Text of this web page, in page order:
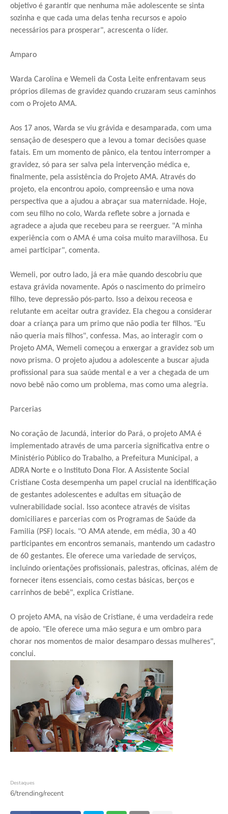
objetivo é garantir que nenhuma mãe adolescente se sinta
sozinha e que cada uma delas tenha recursos e apoio
necessários para prosperar", acrescenta o líder.
Amparo
Warda Carolina e Wemeli da Costa Leite enfrentavam seus
próprios dilemas de gravidez quando cruzaram seus caminhos
com o Projeto AMA.
Aos 17 anos, Warda se viu grávida e desamparada, com uma
sensação de desespero que a levou a tomar decisões quase
fatais. Em um momento de pânico, ela tentou interromper a
gravidez, só para ser salva pela intervenção médica e,
finalmente, pela assistência do Projeto AMA. Através do
projeto, ela encontrou apoio, compreensão e uma nova
perspectiva que a ajudou a abraçar sua maternidade. Hoje,
com seu filho no colo, Warda reflete sobre a jornada e
agradece a ajuda que recebeu para se reerguer. "A minha
experiência com o AMA é uma coisa muito maravilhosa. Eu
amei participar", comenta.
Wemeli, por outro lado, já era mãe quando descobriu que
estava grávida novamente. Após o nascimento do primeiro
filho, teve depressão pós-parto. Isso a deixou receosa e
relutante em aceitar outra gravidez. Ela chegou a considerar
doar a criança para um primo que não podia ter filhos. "Eu
não queria mais filhos", confessa. Mas, ao interagir com o
Projeto AMA, Wemeli começou a enxergar a gravidez sob um
novo prisma. O projeto ajudou a adolescente a buscar ajuda
profissional para sua saúde mental e a ver a chegada de um
novo bebê não como um problema, mas como uma alegria.
Parcerias
No coração de Jacundá, interior do Pará, o projeto AMA é
implementado através de uma parceria significativa entre o
Ministério Público do Trabalho, a Prefeitura Municipal, a
ADRA Norte e o Instituto Dona Flor. A Assistente Social
Cristiane Costa desempenha um papel crucial na identificação
de gestantes adolescentes e adultas em situação de
vulnerabilidade social. Isso acontece através de visitas
domiciliares e parcerias com os Programas de Saúde da
Familia (PSF) locais. "O AMA atende, em média, 30 a 40
participantes em encontros semanais, mantendo um cadastro
de 60 gestantes. Ele oferece uma variedade de serviços,
incluindo orientações profissionais, palestras, oficinas, além de
fornecer itens essenciais, como cestas básicas, berços e
carrinhos de bebê", explica Cristiane.
O projeto AMA, na visão de Cristiane, é uma verdadeira rede
de apoio. "Ele oferece uma mão segura e um ombro para
chorar nos momentos de maior desamparo dessas mulheres",
conclui.
Destaques
6/trending/recent